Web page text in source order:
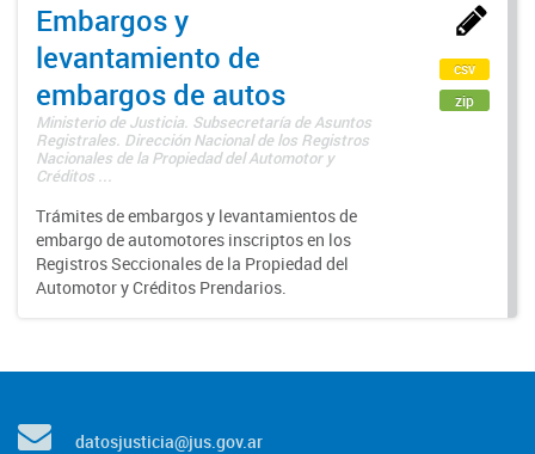
Embargos y
levantamiento de
embargos de autos
Ministerio de Justicia. Subsecretaría de Asuntos
Registrales. Dirección Nacional de los Registros
Nacionales de la Propiedad del Automotor y
Créditos ...
Trámites de embargos y levantamientos de
embargo de automotores inscriptos en los
Registros Seccionales de la Propiedad del
Automotor y Créditos Prendarios.
csv
zip
datosjusticia@jus.gov.ar